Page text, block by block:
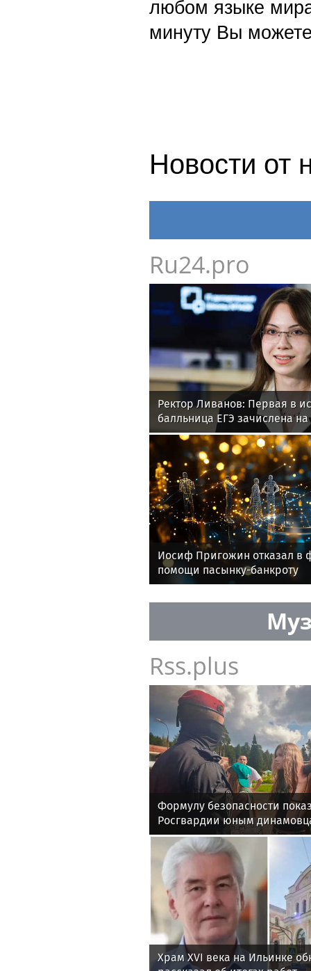
любом языке
минуту Вы
Новости от
Ru24.pro
Ректор Ливанов: Первая в
балльница ЕГЭ зачислена
МФТИ
Иосиф Пригожин отказал в
помощи пасынку-банкроту
Rss.plus
Формулу безопасности
Росгвардии юным
области
Храм XVI века на Ильинке